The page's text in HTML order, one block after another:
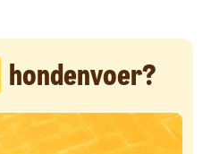
hondenvoer?